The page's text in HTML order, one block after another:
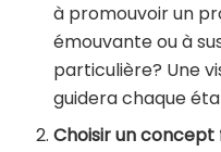
à promouvoir un
émouvante ou à
particulière? Une
guidera chaque
Choisir un concept